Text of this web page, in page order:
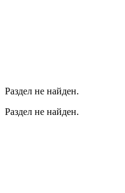
Раздел не найден.
Раздел не найден.